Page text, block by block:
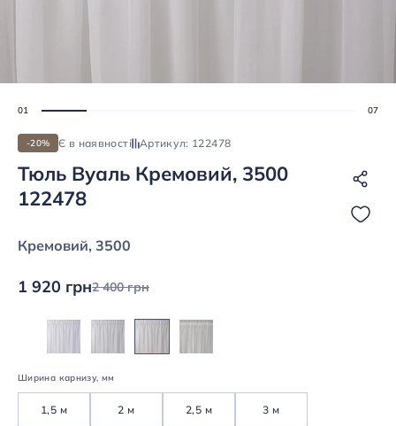
-20% Є в наявності Артикул: 122478
Тюль Вуаль Кремовий, 3500
122478
Кремовий, 3500
1 920 грн2 400 грн
Ширина карнизу, мм
1,5 м 2 м 2,5 м 3 м